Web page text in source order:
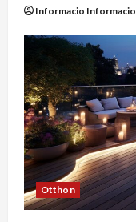
Informacio Informacio
Otthon